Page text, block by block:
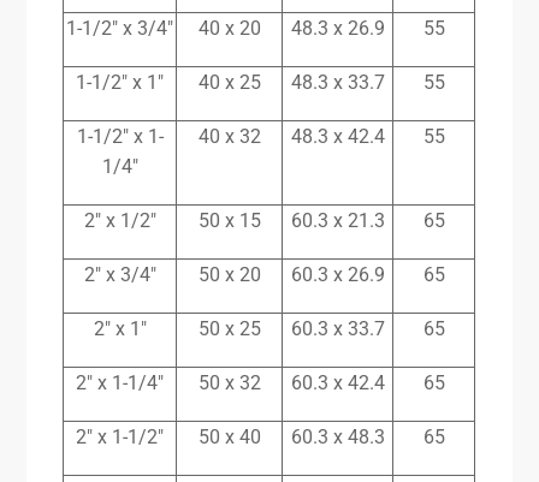
1-1/2″ x 3/4″ 40 x 20 48.3 x 26.9 55
1-1/2″ x 1″ 40 x 25 48.3 x 33.7 55
1-1/2″ x 1-
1/4″
40 x 32 48.3 x 42.4 55
2″ x 1/2″ 50 x 15 60.3 x 21.3 65
2″ x 3/4″ 50 x 20 60.3 x 26.9 65
2″ x 1″ 50 x 25 60.3 x 33.7 65
2″ x 1-1/4″ 50 x 32 60.3 x 42.4 65
2″ x 1-1/2″ 50 x 40 60.3 x 48.3 65